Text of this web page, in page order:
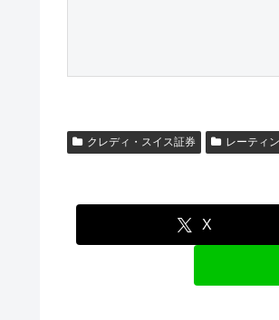
クレディ・スイス証券 レーティ
X